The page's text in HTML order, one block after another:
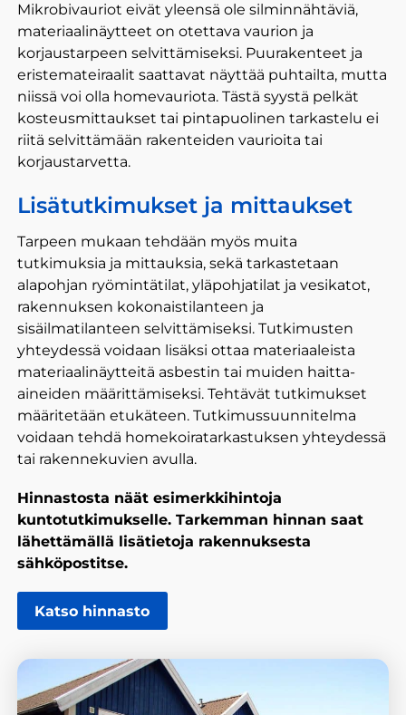
Mikrobivauriot eivät yleensä ole silminnähtäviä,
materiaalinäytteet on otettava vaurion ja
korjaustarpeen selvittämiseksi. Puurakenteet ja
eristemateiraalit saattavat näyttää puhtailta, mutta
niissä voi olla homevauriota. Tästä syystä pelkät
kosteusmittaukset tai pintapuolinen tarkastelu ei
riitä selvittämään rakenteiden vaurioita tai
korjaustarvetta.
Lisätutkimukset ja mittaukset
Tarpeen mukaan tehdään myös muita
tutkimuksia ja mittauksia, sekä tarkastetaan
alapohjan ryömintätilat, yläpohjatilat ja vesikatot,
rakennuksen kokonaistilanteen ja
sisäilmatilanteen selvittämiseksi. Tutkimusten
yhteydessä voidaan lisäksi ottaa materiaaleista
materiaalinäytteitä asbestin tai muiden haitta-
aineiden määrittämiseksi. Tehtävät tutkimukset
määritetään etukäteen. Tutkimussuunnitelma
voidaan tehdä homekoiratarkastuksen yhteydessä
tai rakennekuvien avulla.
Hinnastosta näät esimerkkihintoja
kuntotutkimukselle. Tarkemman hinnan saat
lähettämällä lisätietoja rakennuksesta
sähköpostitse.
Katso hinnasto